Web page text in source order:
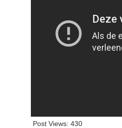
Post Views: 430